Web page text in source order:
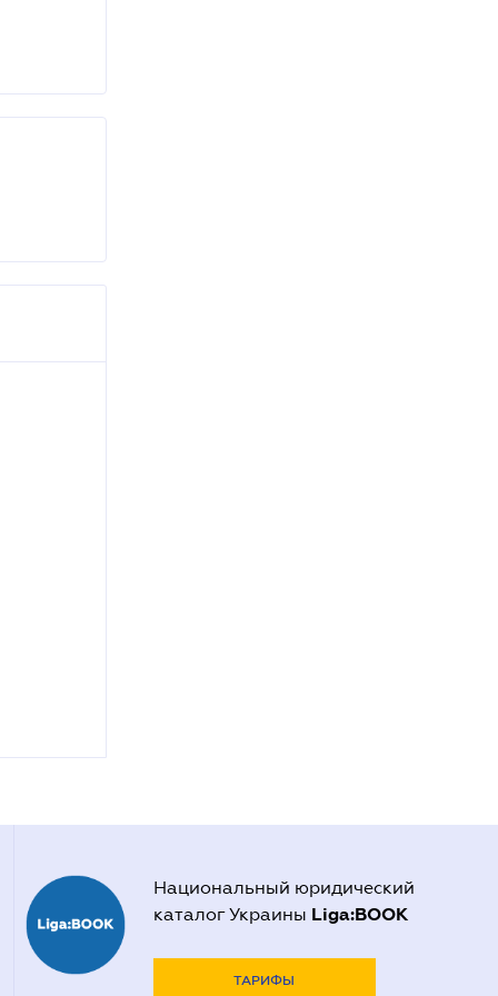
Национальный юридический
каталог Украины Liga:BOOK
ТАРИФЫ